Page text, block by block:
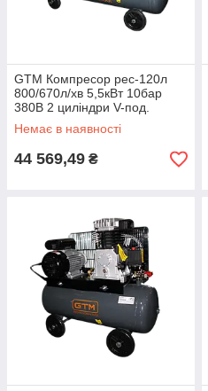
GTM Компресор рес-120л
800/670л/хв 5,5кВт 10бар
380В 2 циліндри V-под.
Немає в наявності
44 569,49 ₴